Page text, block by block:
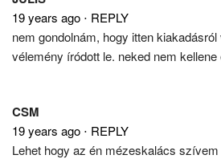
19 years ago ⋅ REPLY
nem gondolnám, hogy itten
vélemény íródott le. neked nem
CSM
19 years ago ⋅ REPLY
Lehet hogy az én mézeskalács